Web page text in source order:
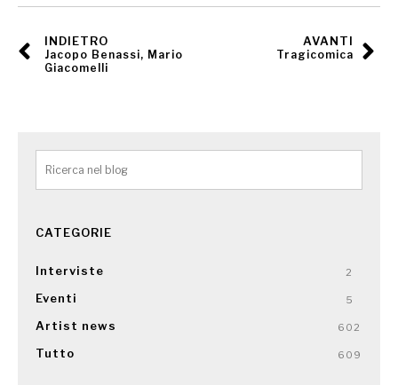
INDIETRO
Jacopo Benassi, Mario
Giacomelli
AVANTI
Tragicomica
CATEGORIE
Interviste 2
Eventi 5
Artist news 602
Tutto 609